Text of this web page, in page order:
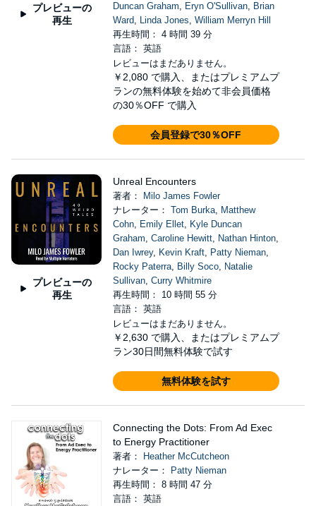
プレビューの
再生
Duncan Graham, Eryn O'Sullivan, Brian
Ward, Linda Jones, William Merryn Hill
再生時間： 4 時間 39 分
言語： 英語
レビューはまだありません。
￥2,080 で購入、またはプレミアムプ
ランの無料体験を始めて非会員価格
の30％OFF で購入
会員登録で30％OFF
プレビューの
再生
Unreal Encounters
著者：
Milo James Fowler
ナレーター： Tom Burka, Matthew
Cohn, Emily Ellet, Kyle Duncan
Graham, Caroline Hewitt, Nathan Hinton,
Dan Iwrey, Kevin Kraft, Patty Nieman,
Rocky Paterra, Billy Soco, Natalie
Sullivan, Curry Whitmire
再生時間： 10 時間 55 分
言語： 英語
レビューはまだありません。
￥2,630 で購入、またはプレミアムプ
ラン30日間無料体験で試す
無料体験を試す
Connecting the Dots: From Ad Exec
to Energy Practitioner
著者：
Heather McCutcheon
ナレーター：
Patty Nieman
再生時間： 8 時間 47 分
言語： 英語